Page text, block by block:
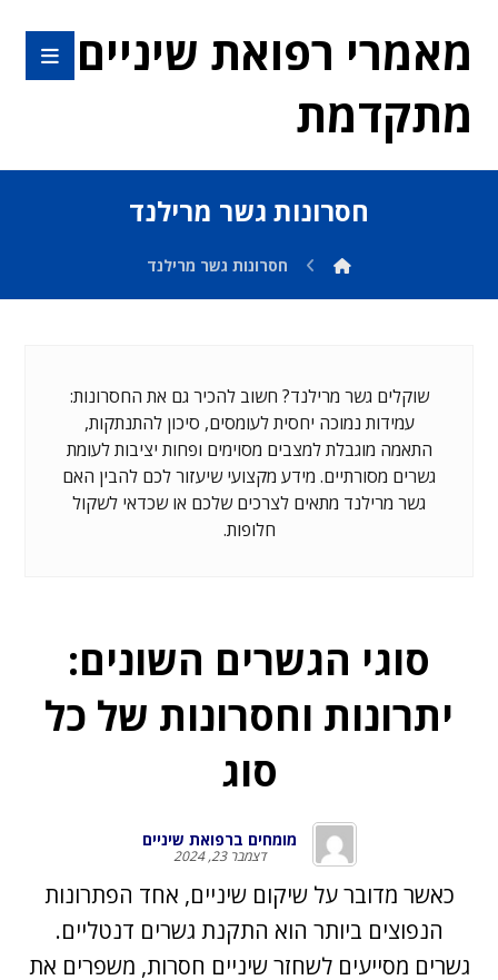
מאמרי רפואת שיניים
מתקדמת
חסרונות גשר מרילנד
חסרונות גשר מרילנד
שוקלים גשר מרילנד? חשוב להכיר גם את החסרונות:
עמידות נמוכה יחסית לעומסים, סיכון להתנתקות,
התאמה מוגבלת למצבים מסוימים ופחות יציבות לעומת
גשרים מסורתיים. מידע מקצועי שיעזור לכם להבין האם
גשר מרילנד מתאים לצרכים שלכם או שכדאי לשקול
חלופות.
סוגי הגשרים השונים:
יתרונות וחסרונות של כל
סוג
מומחים ברפואת שיניים
דצמבר 23, 2024
כאשר מדובר על שיקום שיניים, אחד הפתרונות
הנפוצים ביותר הוא התקנת גשרים דנטליים.
גשרים מסייעים לשחזר שיניים חסרות, משפרים את